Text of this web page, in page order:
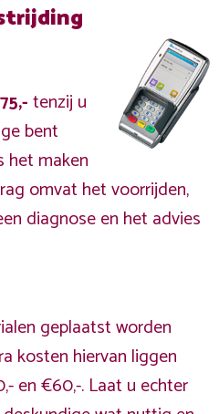
tenzij u
bent
het maken
omvat het voorrijden,
diagnose en het advies
geplaatst worden
kosten hiervan liggen
en €60,-. Laat u echter